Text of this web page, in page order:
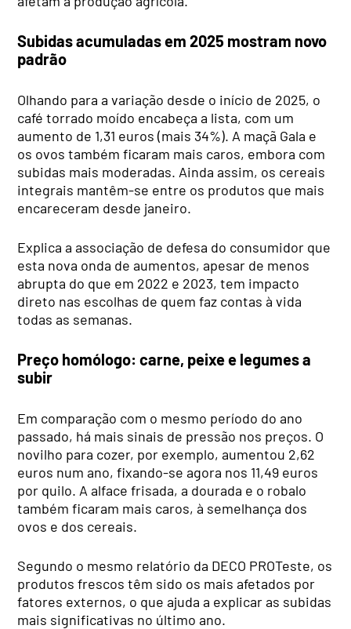
Subidas acumuladas em 2025 mostram novo
padrão
Olhando para a variação desde o início de 2025, o
café torrado moído encabeça a lista, com um
aumento de 1,31 euros (mais 34%). A maçã Gala e
os ovos também ficaram mais caros, embora com
subidas mais moderadas. Ainda assim, os cereais
integrais mantêm-se entre os produtos que mais
encareceram desde janeiro.
Explica a associação de defesa do consumidor que
esta nova onda de aumentos, apesar de menos
abrupta do que em 2022 e 2023, tem impacto
direto nas escolhas de quem faz contas à vida
todas as semanas.
Preço homólogo: carne, peixe e legumes a
subir
Em comparação com o mesmo período do ano
passado, há mais sinais de pressão nos preços. O
novilho para cozer, por exemplo, aumentou 2,62
euros num ano, fixando-se agora nos 11,49 euros
por quilo. A alface frisada, a dourada e o robalo
também ficaram mais caros, à semelhança dos
ovos e dos cereais.
Segundo o mesmo relatório da DECO PROTeste, os
produtos frescos têm sido os mais afetados por
fatores externos, o que ajuda a explicar as subidas
mais significativas no último ano.